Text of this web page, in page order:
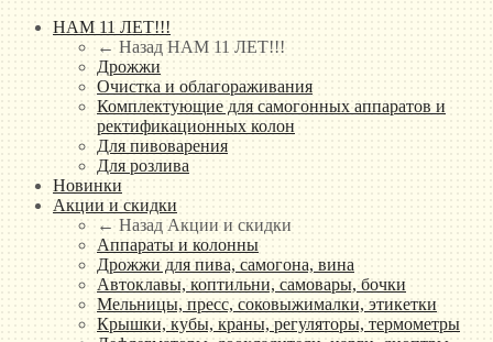
НАМ 11 ЛЕТ!!!
← Назад НАМ 11 ЛЕТ!!!
Дрожжи
Очистка и облагораживания
Комплектующие для самогонных аппаратов и
ректификационных колон
Для пивоварения
Для розлива
Новинки
Акции и скидки
← Назад Акции и скидки
Аппараты и колонны
Дрожжи для пива, самогона, вина
Автоклавы, коптильни, самовары, бочки
Мельницы, пресс, соковыжималки, этикетки
Крышки, кубы, краны, регуляторы, термометры